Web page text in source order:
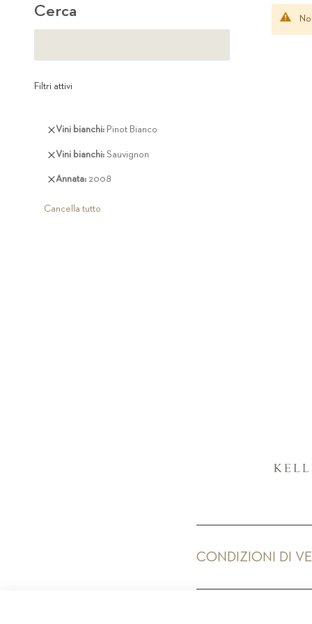
Cerca
Filtri attivi
Vini bianchi Pinot Bianco
Rimuovi
articolo
Vini bianchi Sauvignon
Rimuovi
articolo
Annata 2008
Rimuovi
articolo
Cancella tutto
CONDIZIONI DI